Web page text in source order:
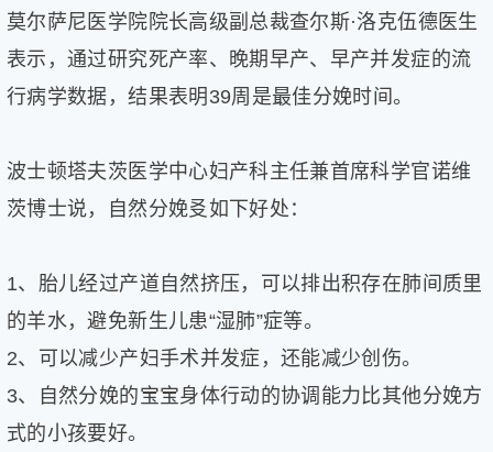
莫尔萨尼医学院院长高级副总裁查尔斯·洛克伍德医生
表示，通过研究死产率、晚期早产、早产并发症的流
行病学数据，结果表明39周是最佳分娩时间。
波士顿塔夫茨医学中心妇产科主任兼首席科学官诺维
茨博士说，自然分娩㕛如下好处：
1、胎儿经过产道自然挤压，可以排出积存在肺间质里
的羊水，避免新生儿患“湿肺”症等。
2、可以减少产妇手术并发症，还能减少创伤。
3、自然分娩的宝宝身体行动的协调能力比其他分娩方
式的小孩要好。